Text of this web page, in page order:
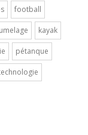
football
kayak
pétanque